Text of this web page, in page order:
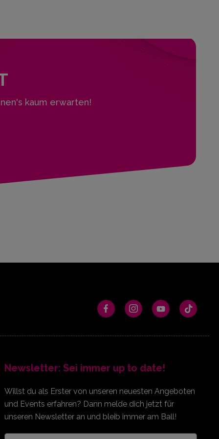
kaum erwarten!
Newsletter: Sei immer up to date!
Willst du als Erster von unseren neuesten Angeboten
und Events erfahren? Dann melde dich jetzt für
unseren Newsletter an und bleib immer am Ball!